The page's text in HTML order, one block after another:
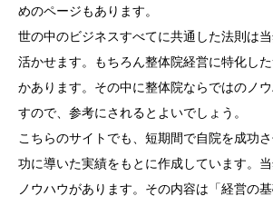
めのページもあります。
世の中のビジネスすべてに共通した法則は
活かせます。もちろん整体院経営に特化し
かあります。その中に整体院ならではのノ
すので、参考にされるとよいでしょう。
こちらのサイトでも、短期間で自院を成功
功に導いた実績をもとに作成しています。
ノウハウがあります。その内容は「経営の